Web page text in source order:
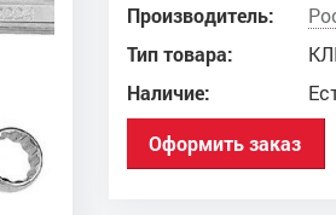
Производитель:
Тип товара:
Наличие:
Оформить заказ